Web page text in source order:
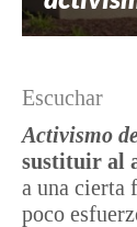
Escuchar
Activismo
sustituir al
a una cierta
poco